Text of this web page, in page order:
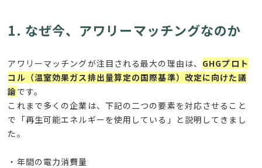
1. なぜ今、アワリーマッチングなのか
アワリーマッチングが注目される最大の理由は、 GHGプロト
コル（温室効果ガス排出量算定の国際基準）改定に向けた議
論 です。
これまで多くの企業は、下記の二つの要素を対応させること
で「再生可能エネルギーを使用している」と説明してきまし
た。
・年間の電力消費量